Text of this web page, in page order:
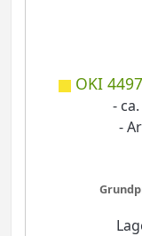
OKI
-
-